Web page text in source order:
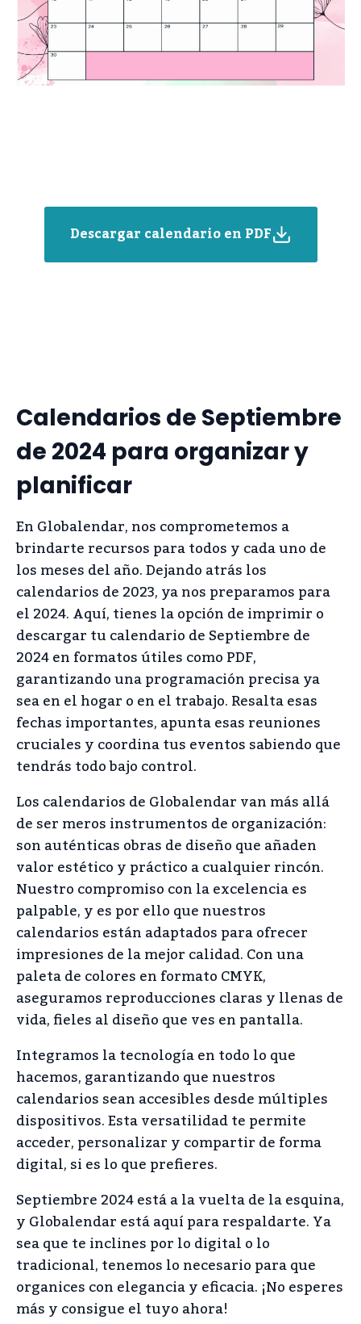
Descargar calendario en PDF
Calendarios de Septiembre
de 2024 para organizar y
planificar
En Globalendar, nos comprometemos a
brindarte recursos para todos y cada uno de
los meses del año. Dejando atrás los
calendarios de 2023, ya nos preparamos para
el 2024. Aquí, tienes la opción de imprimir o
descargar tu calendario de Septiembre de
2024 en formatos útiles como PDF,
garantizando una programación precisa ya
sea en el hogar o en el trabajo. Resalta esas
fechas importantes, apunta esas reuniones
cruciales y coordina tus eventos sabiendo que
tendrás todo bajo control.
Los calendarios de Globalendar van más allá
de ser meros instrumentos de organización:
son auténticas obras de diseño que añaden
valor estético y práctico a cualquier rincón.
Nuestro compromiso con la excelencia es
palpable, y es por ello que nuestros
calendarios están adaptados para ofrecer
impresiones de la mejor calidad. Con una
paleta de colores en formato CMYK,
aseguramos reproducciones claras y llenas de
vida, fieles al diseño que ves en pantalla.
Integramos la tecnología en todo lo que
hacemos, garantizando que nuestros
calendarios sean accesibles desde múltiples
dispositivos. Esta versatilidad te permite
acceder, personalizar y compartir de forma
digital, si es lo que prefieres.
Septiembre 2024 está a la vuelta de la esquina,
y Globalendar está aquí para respaldarte. Ya
sea que te inclines por lo digital o lo
tradicional, tenemos lo necesario para que
organices con elegancia y eficacia. ¡No esperes
más y consigue el tuyo ahora!